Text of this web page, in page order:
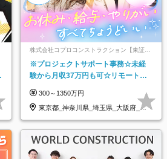
株式会社コプロコンストラクション【東証プ
ライム上場コプロ・ホールディングス子会
社】
※プロジェクトサポート事務☆未経
験から月収37万円も可☆リモート研
b
300～1350万円
東京都_神奈川県_埼玉県_大阪府_愛
知県…